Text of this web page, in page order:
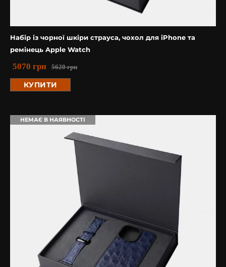
Набір із чорної шкіри страуса, чохол для iPhone та
ремінець Apple Watch
5620грн
5070 грн
КУПИТИ
НЕМАЄ В НАЯВНОСТІ